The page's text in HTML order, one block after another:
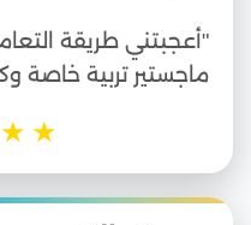
"أعجبتني طريقة
ماجستير تربية
★
★